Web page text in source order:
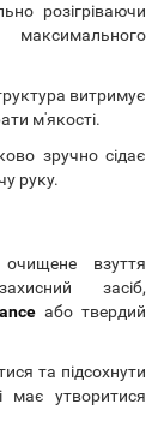
розігріваючи
витримує
м'якості.
зручно сідає
руку.
взуття
засіб,
або твердий
та підсохнути
має утворитися